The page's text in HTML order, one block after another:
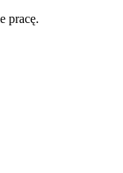
pracę.